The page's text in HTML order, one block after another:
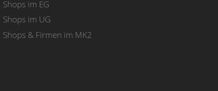
Shops im EG
Shops im UG
Shops & Firmen im MK2